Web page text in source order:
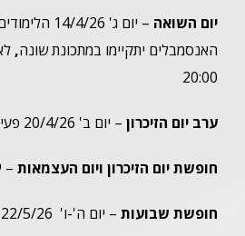
יום השואה
– יום ג' 14/4/
האנסמבלים יתקיימו במתכונת שונה,
20:00
ערב יום הזיכרון – יום ב' 20/4/26 פעילות עד שעה 19:00
חופשת יום הזיכרון ויום העצמאות –
חופשת שבועות – יום ה'-ו' 21-22/5/26